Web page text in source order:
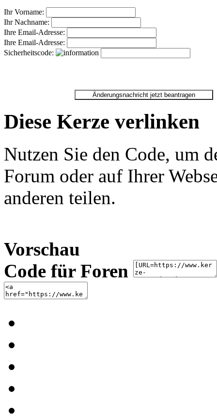
Ihr Vorname:
Ihr Nachname:
Ihre Email-Adresse:
Ihre Email-Adresse:
Sicherheitscode:
Diese Kerze verlinken
Nutzen Sie den Code, um
Forum oder auf Ihrer
anderen teilen.
Vorschau
Code für Foren